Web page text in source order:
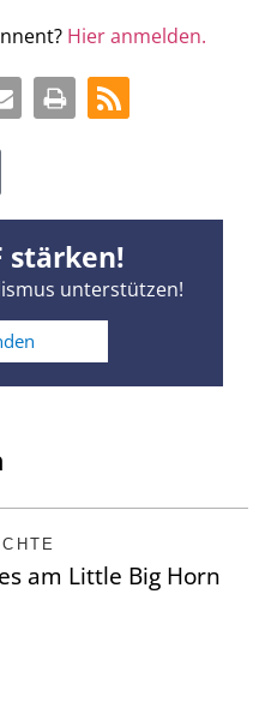
Hier anmelden.
stärken!
unterstützen!
am Little Big Horn